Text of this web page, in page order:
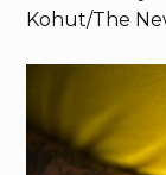
Kohut/The